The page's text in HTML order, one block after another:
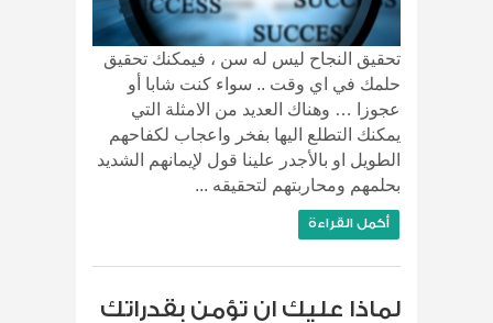
تحقيق النجاح ليس له سن ، فيمكنك تحقيق
حلمك في اي وقت .. سواء كنت شابا أو
عجوزا … وهناك العديد من الامثلة التي
يمكنك التطلع اليها بفخر واعجاب لكفاحهم
الطويل او بالأجدر علينا قول لإيمانهم الشديد
بحلمهم ومحاربتهم لتحقيقه ...
أكمل القراءة
لماذا عليك ان تؤمن بقدراتك